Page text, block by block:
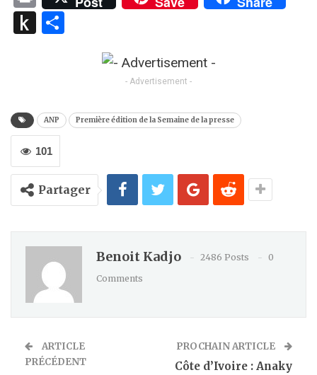
Push
- Advertisement -
ANP Première édition de la Semaine de la presse
101
Partager
Benoit Kadjo 2486 Posts
0
Comments
ARTICLE
PRÉCÉDENT
PROCHAIN ARTICLE
Côte d’Ivoire : Anaky